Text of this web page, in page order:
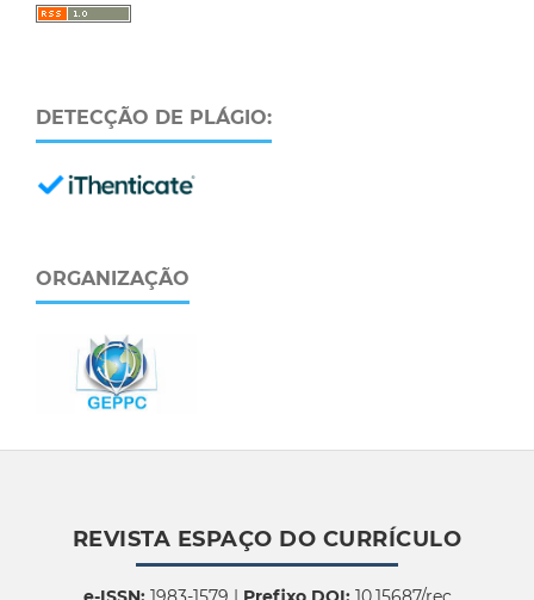
DETECÇÃO DE PLÁGIO:
ORGANIZAÇÃO
REVISTA ESPAÇO DO CURRÍCULO